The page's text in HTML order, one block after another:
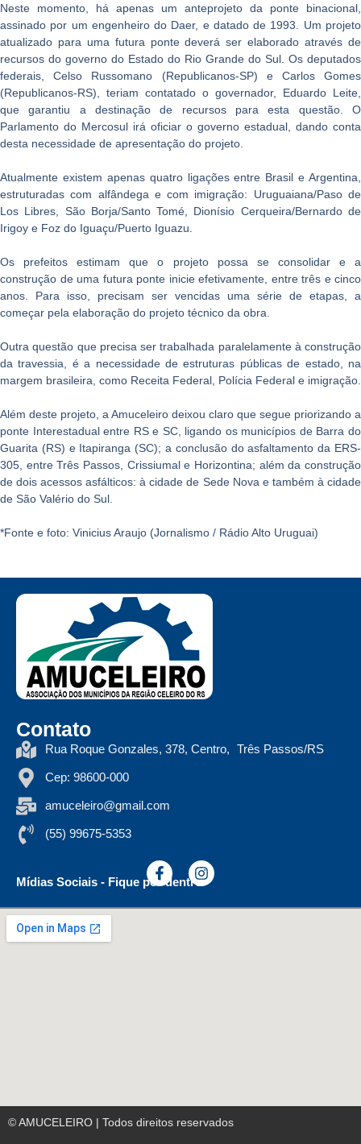
Neste momento, há apenas um anteprojeto da ponte binacional,
assinado por um engenheiro do Daer, e datado de 1993. Um projeto
atualizado para uma futura ponte deverá ser elaborado através de
recursos do governo do Estado do Rio Grande do Sul. Os deputados
federais, Celso Russomano (Republicanos-SP) e Carlos Gomes
(Republicanos-RS), teriam contatado o governador, Eduardo Leite,
que garantiu a destinação de recursos para esta questão. O
Parlamento do Mercosul irá oficiar o governo estadual, dando conta
desta necessidade de apresentação do projeto.
Atualmente existem apenas quatro ligações entre Brasil e Argentina,
estruturadas com alfândega e com imigração: Uruguaiana/Paso de
Los Libres, São Borja/Santo Tomé, Dionísio Cerqueira/Bernardo de
Irigoy e Foz do Iguaçu/Puerto Iguazu.
Os prefeitos estimam que o projeto possa se consolidar e a
construção de uma futura ponte inicie efetivamente, entre três e cinco
anos. Para isso, precisam ser vencidas uma série de etapas, a
começar pela elaboração do projeto técnico da obra.
Outra questão que precisa ser trabalhada paralelamente à construção
da travessia, é a necessidade de estruturas públicas de estado, na
margem brasileira, como Receita Federal, Polícia Federal e imigração.
Além deste projeto, a Amuceleiro deixou claro que segue priorizando a
ponte Interestadual entre RS e SC, ligando os municípios de Barra do
Guarita (RS) e Itapiranga (SC); a conclusão do asfaltamento da ERS-
305, entre Três Passos, Crissiumal e Horizontina; além da construção
de dois acessos asfálticos: à cidade de Sede Nova e também à cidade
de São Valério do Sul.
*Fonte e foto: Vinicius Araujo (Jornalismo / Rádio Alto Uruguai)
Contato
Rua Roque Gonzales, 378, Centro, Três Passos/RS
Cep: 98600-000
amuceleiro@gmail.com
(55) 99675-5353
Mídias Sociais - Fique por dentro
© AMUCELEIRO | Todos direitos reservados